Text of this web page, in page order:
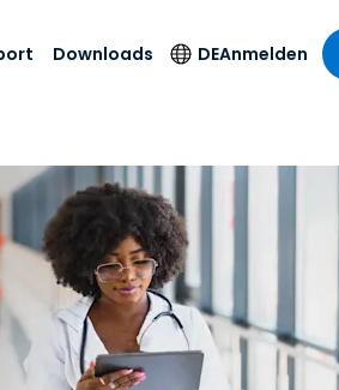
der
und
SSO
Sicherheitsprodukte
Antivirus
Endpunkterkennung
und -reaktion
Foxpass Wi-Fi Zugriff
und Kontrolle
Sicherer Zero-Trust-
Arbeitsbereich
Unterhaltung
und
Sektor
Unterhaltung
Unternehmen
Support
Downloads DE
Sprache
English
Deutsch
Español
Français
Italiano
Anmelden